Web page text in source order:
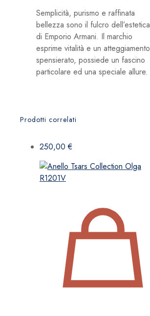
Semplicità, purismo e raffinata
bellezza sono il fulcro dell’estetica
di Emporio Armani. Il marchio
esprime vitalità e un atteggiamento
spensierato, possiede un fascino
particolare ed una speciale allure.
Prodotti correlati
250,00€